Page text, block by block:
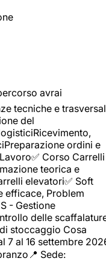
avrai
tecniche e
del
ordini e
Corso Carrelli
teorica e
elevatori✅ Soft
efficace, Problem
- Gestione
delle
stoccaggio Cosa
7 al 16 settembre
Sede: